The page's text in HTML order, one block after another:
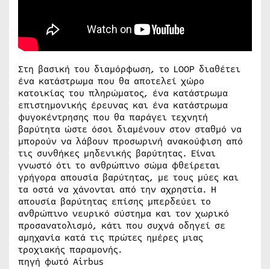
Στη βασική του διαμόρφωση, το LOOP διαθέτει
ένα κατάστρωμα που θα αποτελεί χώρο
κατοικίας του πληρώματος, ένα κατάστρωμα
επιστημονικής έρευνας και ένα κατάστρωμα
φυγοκέντρησης που θα παράγει τεχνητή
βαρύτητα ώστε όσοι διαμένουν στον σταθμό να
μπορούν να λάβουν προσωρινή ανακούφιση από
τις συνθήκες μηδενικής βαρύτητας. Είναι
γνωστό ότι το ανθρώπινο σώμα φθείρεται
γρήγορα απουσία βαρύτητας, με τους μύες και
τα οστά να χάνονται από την αχρηστία. Η
απουσία βαρύτητας επίσης μπερδεύει το
ανθρώπινο νευρικό σύστημα και τον χωρικό
προσανατολισμό, κάτι που συχνά οδηγεί σε
αμηχανία κατά τις πρώτες ημέρες μιας
τροχιακής παραμονής.
πηγή φωτό Airbus